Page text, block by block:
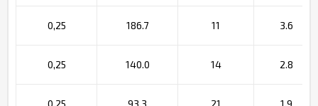
0,25 186.7 11 3.6
0,25 140.0 14 2.8